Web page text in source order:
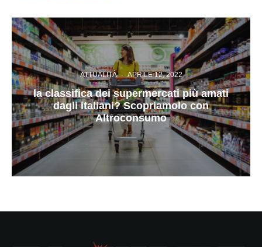
ATTUALITÀ · APRILE 12, 2022
la classifica dei supermercati più amati
dagli italiani? Scopriamolo con
Altroconsumo